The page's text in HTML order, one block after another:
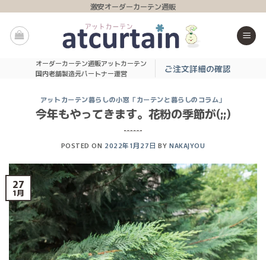
content
激安オーダーカーテン通販
オーダーカーテン通販アットカーテン
国内老舗製造元パートナー運営
ご注文詳細の確認
アットカーテン暮らしの小窓「カーテンと暮らしのコラム」
今年もやってきます。花粉の季節が(;;)
POSTED ON 2022年1月27日 BY NAKAJYOU
27
1月